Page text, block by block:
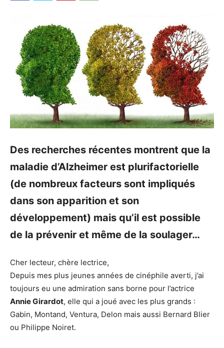
Des recherches récentes montrent que la
maladie d’Alzheimer est plurifactorielle
(de nombreux facteurs sont impliqués
dans son apparition et son
développement) mais qu’il est possible
de la prévenir et même de la soulager…
Cher lecteur, chère lectrice,
Depuis mes plus jeunes années de cinéphile averti, j’ai
toujours eu une admiration sans borne pour l’actrice
Annie Girardot, elle qui a joué avec les plus grands :
Gabin, Montand, Ventura, Delon mais aussi Bernard Blier
ou Philippe Noiret.